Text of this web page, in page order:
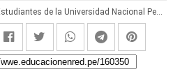
UNPRG: Estudiantes de la Universidad Nacional Pedro Ruiz Gallo crean prototipo de gorra solar para recargar celular